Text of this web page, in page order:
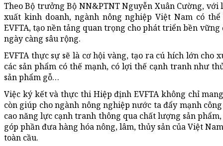
Theo Bộ trưởng Bộ NN&PTNT Nguyễn Xuân Cường,
xuất kinh doanh, ngành nông nghiệp Việt Nam có
EVFTA, tạo nền tảng quan trọng cho phát triển bền
ngày càng sâu rộng.
EVFTA thực sự sẽ là cơ hội vàng, tạo ra cú hích lớn cho
các sản phẩm có thế mạnh, có lợi thế cạnh tranh như
sản phẩm gỗ…
Việc ký kết và thực thi Hiệp định EVFTA không chỉ
còn giúp cho ngành nông nghiệp nước ta đẩy mạnh
cao năng lực cạnh tranh thông qua chất lượng sản
góp phần đưa hàng hóa nông, lâm, thủy sản của Việt
toàn cầu.